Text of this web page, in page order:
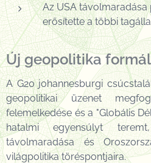
Az USA
erősítette a többi
Új geopolitika
A G20 johannesburgi
geopolitikai üzenet
felemelkedése és a "Globális
hatalmi egyensúlyt
távolmaradása és
világpolitika töréspontjaira.